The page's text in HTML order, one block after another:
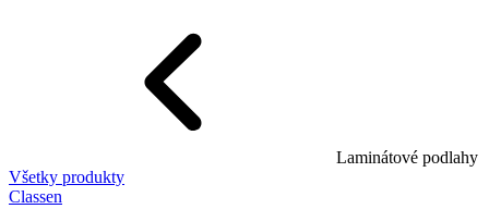
Laminátové podlahy
Všetky produkty
Classen